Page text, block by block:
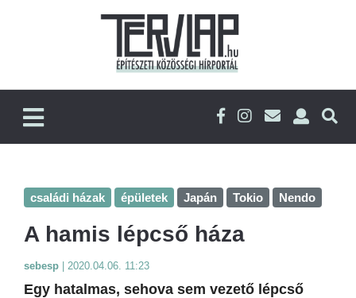
családi házak épületek Japán Tokio Nendo
A hamis lépcső háza
sebesp 2020.04.06. 11:23
Egy hatalmas, sehova sem vezető lépcső